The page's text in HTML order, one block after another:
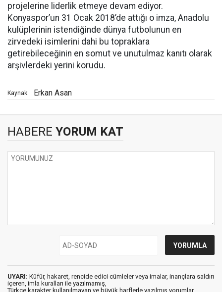
projelerine liderlik etmeye devam ediyor.
Konyaspor’un 31 Ocak 2018’de attığı o imza, Anadolu
kulüplerinin istendiğinde dünya futbolunun en
zirvedeki isimlerini dahi bu topraklara
getirebileceğinin en somut ve unutulmaz kanıtı olarak
arşivlerdeki yerini korudu.
Kaynak: Erkan Asan
HABERE YORUM KAT
UYARI: Küfür, hakaret, rencide edici cümleler veya imalar, inançlara saldırı
içeren, imla kuralları ile yazılmamış,
Türkçe karakter kullanılmayan ve büyük harflerle yazılmış yorumlar